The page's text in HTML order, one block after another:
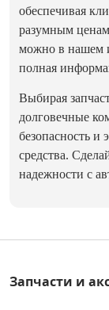
обеспечивая
разумным
можно в нашем
полная
Выбирая
долговечные
безопасность и
средства.
надежности с
Запчасти и